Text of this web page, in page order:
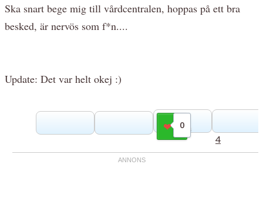
Ska snart bege mig till vårdcentralen, hoppas på ett bra
besked, är nervös som f*n....
Update: Det var helt okej :)
0
Gilla
4